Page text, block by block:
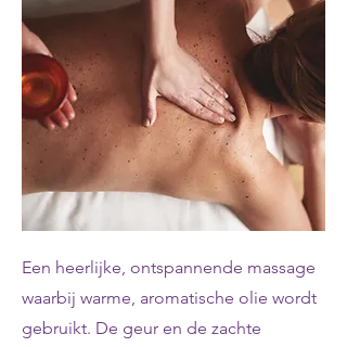
Een heerlijke, ontspannende massage
waarbij warme, aromatische olie wordt
gebruikt. De geur en de zachte